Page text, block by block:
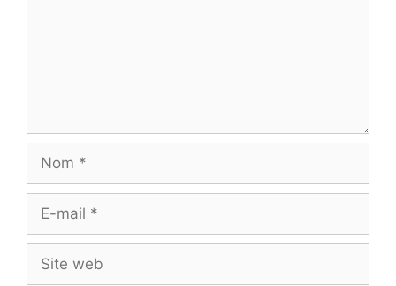
Nom
Site
web